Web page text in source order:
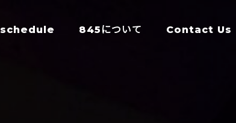
schedule 845について Contact Us